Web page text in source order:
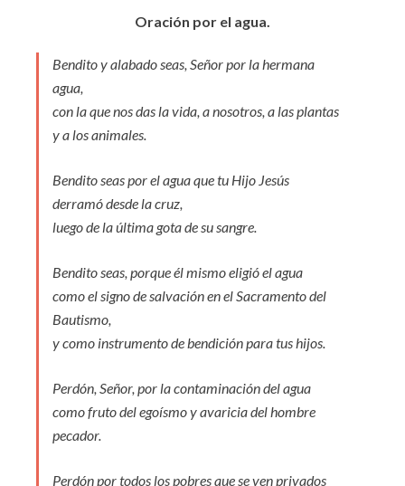
Oración por el agua.
Bendito y alabado seas, Señor por la hermana
agua,
con la que nos das la vida, a nosotros, a las plantas
y a los animales.
Bendito seas por el agua que tu Hijo Jesús
derramó desde la cruz,
luego de la última gota de su sangre.
Bendito seas, porque él mismo eligió el agua
como el signo de salvación en el Sacramento del
Bautismo,
y como instrumento de bendición para tus hijos.
Perdón, Señor, por la contaminación del agua
como fruto del egoísmo y avaricia del hombre
pecador.
Perdón por todos los pobres que se ven privados